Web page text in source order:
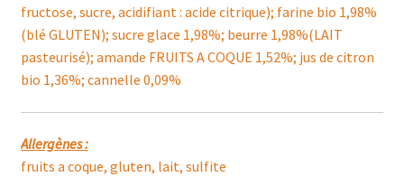
fructose, sucre, acidifiant : acide citrique); farine bio 1,98%
(blé GLUTEN); sucre glace 1,98%; beurre 1,98%(LAIT
pasteurisé); amande FRUITS A COQUE 1,52%; jus de citron
bio 1,36%; cannelle 0,09%
Allergènes :
fruits a coque, gluten, lait, sulfite